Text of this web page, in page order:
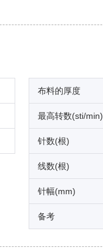
布料的厚度
最高转数(sti/min)
针数(根)
线数(根)
针幅(mm)
备考